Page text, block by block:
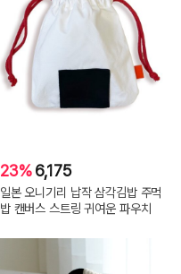
23%6,175
일본 오니기리 납작 삼각김밥 주먹
밥 캔버스 스트링 귀여운 파우치